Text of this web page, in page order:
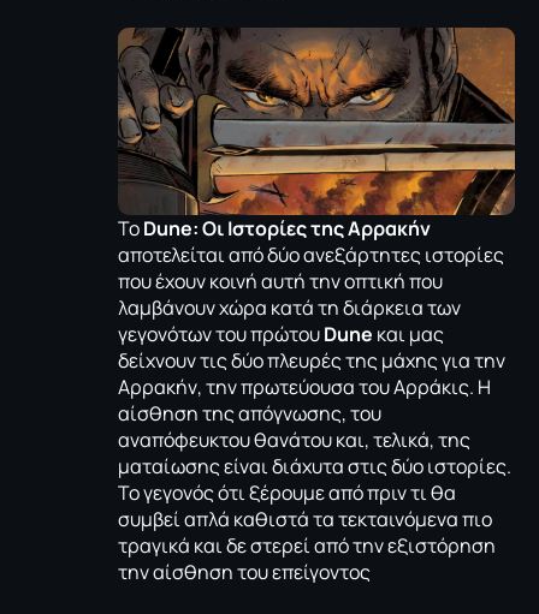
ΤοDune: Οι Ιστορίες της Αρρακήν
αποτελείται από δύο ανεξάρτητες ιστορίες
που έχουν κοινή αυτή την οπτική που
λαμβάνουν χώρα κατά τη διάρκεια των
γεγονότων του πρώτουDune και μας
δείχνουν τις δύο πλευρές της μάχης για την
Αρρακήν, την πρωτεύουσα του Αρράκις. H
αίσθηση της απόγνωσης, του
αναπόφευκτου θανάτου και, τελικά, της
ματαίωσης είναι διάχυτα στις δύο ιστορίες.
Το γεγονός ότι ξέρουμε από πριν τι θα
συμβεί απλά καθιστά τα τεκταινόμενα πιο
τραγικά και δε στερεί από την εξιστόρηση
την αίσθηση του επείγοντος